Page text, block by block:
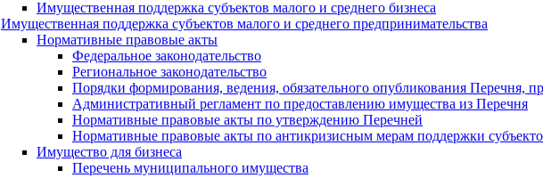
Имущественная поддержка субъектов малого и среднего бизнеса
Имущественная поддержка субъектов малого и среднего предпринимательства
Нормативные правовые акты
Федеральное законодательство
Региональное законодательство
Порядки формирования, ведения, обязательного опубликования Перечня,
Административный регламент по предоставлению имущества из Перечня
Нормативные правовые акты по утверждению Перечней
Нормативные правовые акты по антикризисным мерам поддержки
Имущество для бизнеса
Перечень муниципального имущества